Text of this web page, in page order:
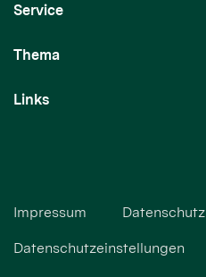
Service
Thema
Links
Impressum Datenschutz
Datenschutzeinstellungen